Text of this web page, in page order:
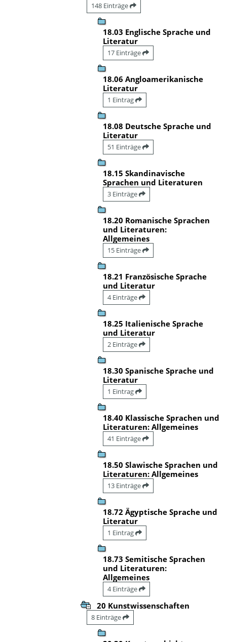
148 Einträge
18.03 Englische Sprache und
Literatur
17 Einträge
18.06 Angloamerikanische
Literatur
1 Eintrag
18.08 Deutsche Sprache und
Literatur
51 Einträge
18.15 Skandinavische
Sprachen und Literaturen
3 Einträge
18.20 Romanische Sprachen
und Literaturen:
Allgemeines
15 Einträge
18.21 Französische Sprache
und Literatur
4 Einträge
18.25 Italienische Sprache
und Literatur
2 Einträge
18.30 Spanische Sprache und
Literatur
1 Eintrag
18.40 Klassische Sprachen und
Literaturen: Allgemeines
41 Einträge
18.50 Slawische Sprachen und
Literaturen: Allgemeines
13 Einträge
18.72 Ägyptische Sprache und
Literatur
1 Eintrag
18.73 Semitische Sprachen
und Literaturen:
Allgemeines
4 Einträge
20 Kunstwissenschaften
8 Einträge